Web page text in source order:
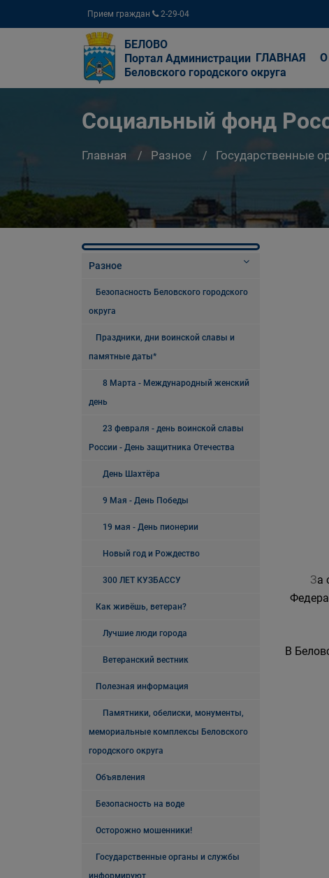
Прием граждан 2-29-04
БЕЛОВО
Портал Администрации
Беловского городского округа
ГЛАВНАЯ
Социальный фонд
Главная Разное Государственные
Разное
Безопасность Беловского городского
округа
Праздники, дни воинской славы и
памятные даты*
8 Марта - Международный женский
день
23 февраля - день воинской славы
России - День защитника Отечества
День Шахтёра
9 Мая - День Победы
19 мая - День пионерии
Новый год и Рождество
300 ЛЕТ КУЗБАССУ
Как живёшь, ветеран?
Лучшие люди города
Ветеранский вестник
Полезная информация
Памятники, обелиски, монументы,
мемориальные комплексы Беловского
городского округа
Объявления
Безопасность на воде
Осторожно мошенники!
Государственные органы и службы
информируют
За
В